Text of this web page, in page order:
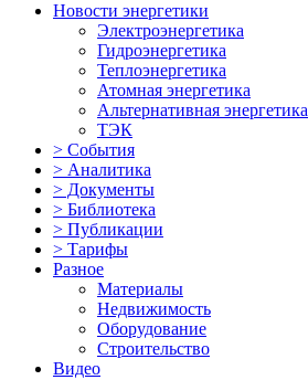
Новости энергетики
Электроэнергетика
Гидроэнергетика
Теплоэнергетика
Атомная энергетика
Альтернативная энергетика
ТЭК
> События
> Аналитика
> Документы
> Библиотека
> Публикации
> Тарифы
Разное
Материалы
Недвижимость
Оборудование
Строительство
Видео